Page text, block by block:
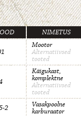
NIMETUS
Mootor
Alternatiivsed
tooted
Käigukast,
komplektne
Alternatiivsed
tooted
2
Vasakpoolne
karburaator